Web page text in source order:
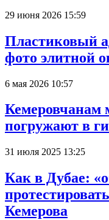
29 июня 2026 15:59
Пластиковый
фото элитной
6 мая 2026 10:57
Кемеровчанам
погружают в
31 июля 2025 13:25
Как в Дубае:
Кемерова